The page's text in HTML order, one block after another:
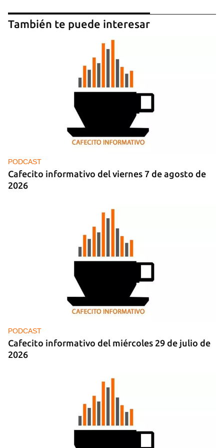
Guardar como favorito
Para poder guardar como favorito, primero has de
iniciar sesión con tu cuenta de 14ymedio.
También te puede interesar
PODCAST
Cafecito informativo del viernes 7 de agosto de
2026
PODCAST
Cafecito informativo del miércoles 29 de julio de
2026